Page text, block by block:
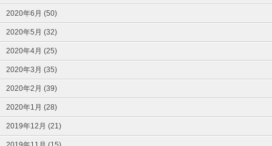
2020年6月 (50)
2020年5月 (32)
2020年4月 (25)
2020年3月 (35)
2020年2月 (39)
2020年1月 (28)
2019年12月 (21)